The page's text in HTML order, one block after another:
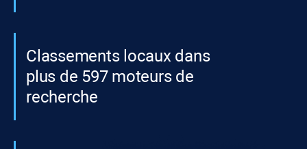
Classements locaux dans
plus de 597 moteurs de
recherche